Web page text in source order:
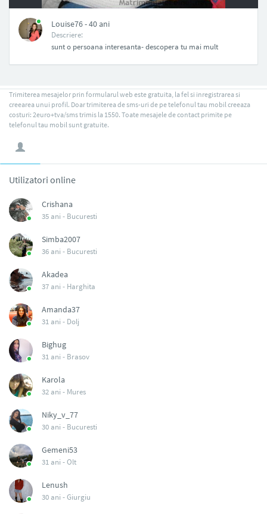
Louise76 - 40 ani
Descriere:
sunt o persoana interesanta- descopera tu mai mult
Trimiterea mesajelor prin formularul web este gratuita, la fel si inregistrarea si
creearea unui profil. Doar trimiterea de sms-uri de pe telefonul tau mobil creeaza
costuri: 2euro+tva/sms trimis la 1550. Toate mesajele de contact primite pe
telefonul tau mobil sunt gratuite.
Utilizatori online
Crishana
35 ani - Bucuresti
Simba2007
36 ani - Bucuresti
Akadea
37 ani - Harghita
Amanda37
31 ani - Dolj
Bighug
31 ani - Brasov
Karola
32 ani - Mures
Niky_v_77
30 ani - Bucuresti
Gemeni53
31 ani -Olt
Lenush
30 ani -Giurgiu